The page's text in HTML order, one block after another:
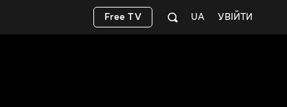
УВІЙТИ
UA
Free TV